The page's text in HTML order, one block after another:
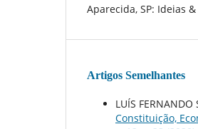
Aparecida, SP: Ideias
Artigos Semelhantes
LUÍS FERNANDO
Constituição,